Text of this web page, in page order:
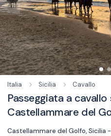
Italia Sicilia Cavallo
Passeggiata a
Castellammare del
Castellammare del Golfo, Sicilia -